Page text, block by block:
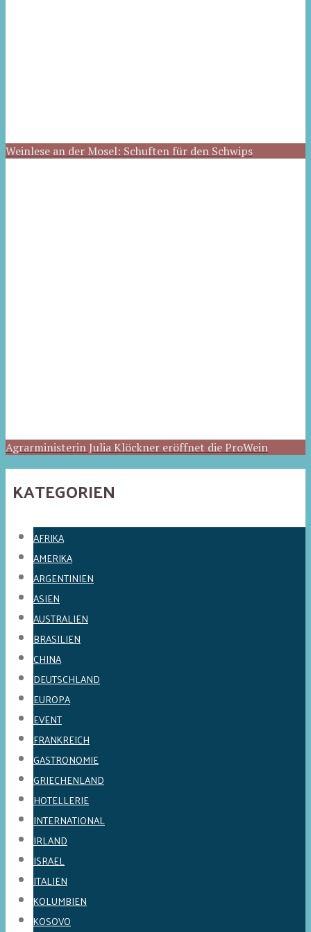
Weinlese an der Mosel: Schuften für den Schwips
Agrarministerin Julia Klöckner eröffnet die ProWein
KATEGORIEN
AFRIKA
AMERIKA
ARGENTINIEN
ASIEN
AUSTRALIEN
BRASILIEN
CHINA
DEUTSCHLAND
EUROPA
EVENT
FRANKREICH
GASTRONOMIE
GRIECHENLAND
HOTELLERIE
INTERNATIONAL
IRLAND
ISRAEL
ITALIEN
KOLUMBIEN
KOSOVO